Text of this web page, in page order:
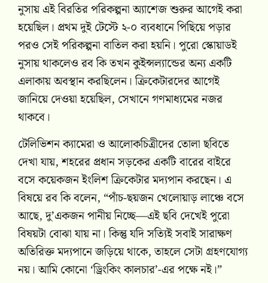
নুসায় এই বিরতির পরিকল্পনা অ্যাশেজ শুরুর আগেই করা
হয়েছিল। প্রথম দুই টেস্টে ২-০ ব্যবধানে পিছিয়ে পড়ার
পরও সেই পরিকল্পনা বাতিল করা হয়নি। পুরো স্কোয়াডই
নুসায় থাকলেও রব কি তখন কুইন্সল্যান্ডের অন্য একটি
এলাকায় অবস্থান করছিলেন। ক্রিকেটারদের আগেই
জানিয়ে দেওয়া হয়েছিল, সেখানে গণমাধ্যমের নজর
থাকবে।
টেলিভিশন ক্যামেরা ও আলোকচিত্রীদের তোলা ছবিতে
দেখা যায়, শহরের প্রধান সড়কের একটি বারের বাইরে
বসে কয়েকজন ইংলিশ ক্রিকেটার মদ্যপান করছেন। এ
বিষয়ে রব কি বলেন, “পাঁচ-ছয়জন খেলোয়াড় লাঞ্চে বসে
আছে, দু’একজন পানীয় নিচ্ছে—এই ছবি দেখেই পুরো
বিষয়টা বোঝা যায় না। কিন্তু যদি সত্যিই সবাই সারাক্ষণ
অতিরিক্ত মদ্যপানে জড়িয়ে থাকে, তাহলে সেটা গ্রহণযোগ্য
নয়। আমি কোনো ‘ড্রিংকিং কালচার’-এর পক্ষে নই।”